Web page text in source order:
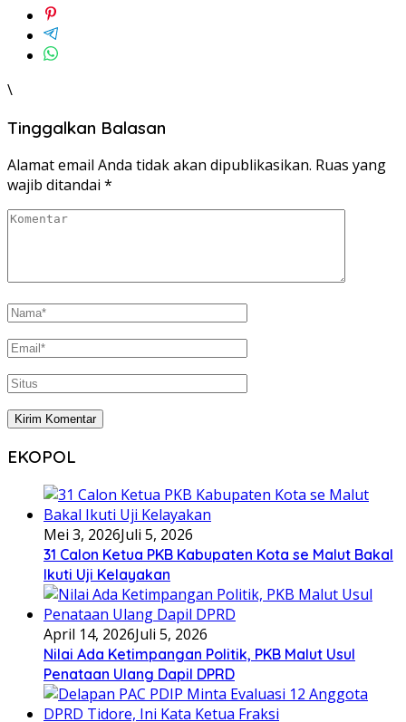
\
Tinggalkan Balasan
Alamat email Anda tidak akan dipublikasikan. Ruas yang
wajib ditandai *
EKOPOL
Mei 3, 2026Juli 5, 2026
31 Calon Ketua PKB Kabupaten Kota se Malut Bakal
Ikuti Uji Kelayakan
April 14, 2026Juli 5, 2026
Nilai Ada Ketimpangan Politik, PKB Malut Usul
Penataan Ulang Dapil DPRD